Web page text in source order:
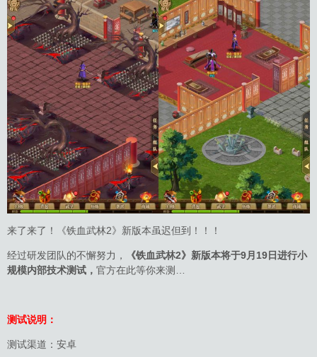
来了来了！《铁血武林2》新版本虽迟但到！！！
经过研发团队的不懈努力，
《铁血武林2》新版本将于9月19日进行小
规模内部技术测试， 官方在此等你来测…
测试说明：
测试渠道：安卓